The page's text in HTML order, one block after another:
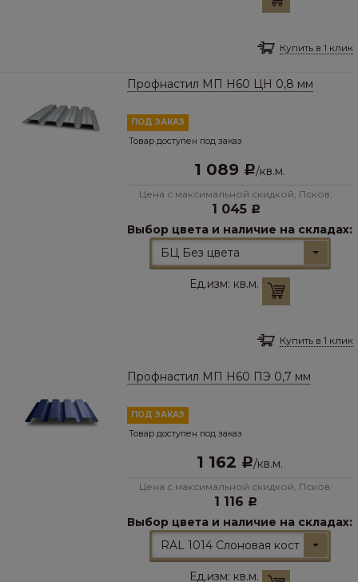
Купить в 1 клик
Профнастил МП Н60 ЦН 0,8 мм
ПОД ЗАКАЗ
Товар доступен под заказ
1 089 Р/кв.м.
Цена с максимальной скидкой, Псков:
1 045 Р
Выбор цвета и наличие на складах:
БЦ Без цвета
Ед.изм: кв.м.
Купить в 1 клик
Профнастил МП Н60 ПЭ 0,7 мм
ПОД ЗАКАЗ
Товар доступен под заказ
1 162 Р/кв.м.
Цена с максимальной скидкой, Псков:
1 116 Р
Выбор цвета и наличие на складах:
RAL 1014 Слоновая кость
Ед.изм: кв.м.